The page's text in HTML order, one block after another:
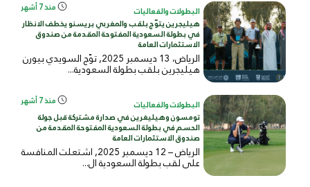
البطولات والفعاليات منذ 7 أشهر
هيليجرين يتوّج بلقب والمغربي بريسنو يخطف الانظار
في بطولة السعودية المفتوحة المقدمة من صندوق
الاستثمارات العامة
الرياض، 13 ديسمبر 2025, توّج السويدي بيورن
هيليجرين بلقب بطولة السعودية...
البطولات والفعاليات منذ 7 أشهر
تومسون وهيليغرين في صدارة مشتركة قبل جولة
الحسم في بطولة السعودية المفتوحة المقدمة من
صندوق الاستثمارات العامة
الرياض – 12 ديسمبر 2025, اشتعلت المنافسة
على لقب بطولة السعودية ال...